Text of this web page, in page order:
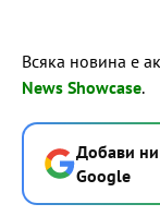
Всяка новина е
News Showcase.
Добави
Google